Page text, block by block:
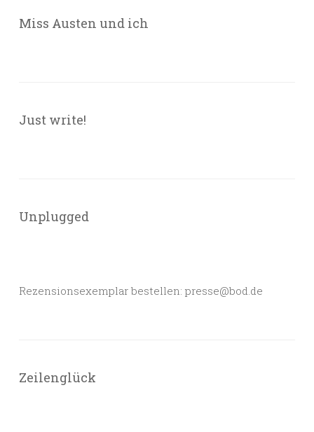
Miss Austen und ich
Just write!
Unplugged
Rezensionsexemplar bestellen: presse@bod.de
Zeilenglück